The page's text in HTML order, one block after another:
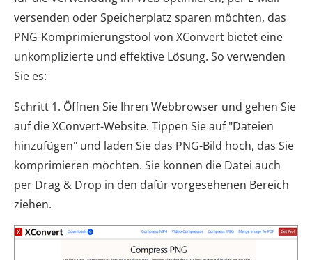
versenden oder Speicherplatz sparen möchten, das
PNG-Komprimierungstool von XConvert bietet eine
unkomplizierte und effektive Lösung. So verwenden
Sie es:
Schritt 1. Öffnen Sie Ihren Webbrowser und gehen Sie
auf die XConvert-Website. Tippen Sie auf "Dateien
hinzufügen" und laden Sie das PNG-Bild hoch, das Sie
komprimieren möchten. Sie können die Datei auch
per Drag & Drop in den dafür vorgesehenen Bereich
ziehen.